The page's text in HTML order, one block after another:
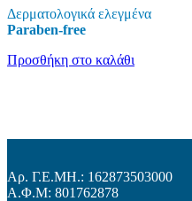
Δερματολογικά ελεγμένα
Paraben-free
Προσθήκη στο καλάθι
Αρ. Γ.Ε.ΜΗ.: 162873503000
Α.Φ.Μ: 801762878